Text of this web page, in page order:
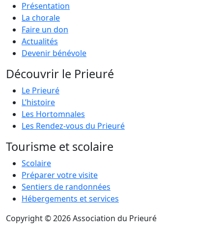
Présentation
La chorale
Faire un don
Actualités
Devenir bénévole
Découvrir le Prieuré
Le Prieuré
L’histoire
Les Hortomnales
Les Rendez-vous du Prieuré
Tourisme et scolaire
Scolaire
Préparer votre visite
Sentiers de randonnées
Hébergements et services
Copyright © 2026 Association du Prieuré